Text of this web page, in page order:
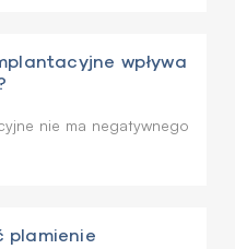
wpływa
nie ma negatywnego
plamienie